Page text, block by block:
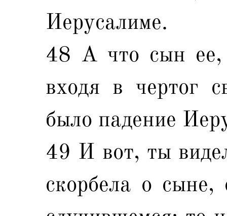
Иерусалиме.
48 А что сын ее,
входя в чертог
было падение
49 И вот, ты
скорбела о сыне,